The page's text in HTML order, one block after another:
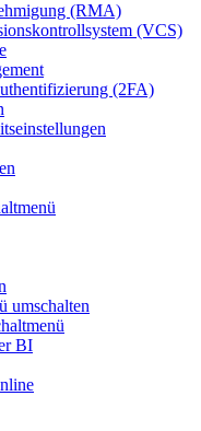
(RMA)
(VCS)
(2FA)
umschalten
BI